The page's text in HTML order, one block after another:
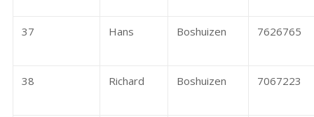
37 Hans Boshuizen 7626765
38 Richard Boshuizen 7067223